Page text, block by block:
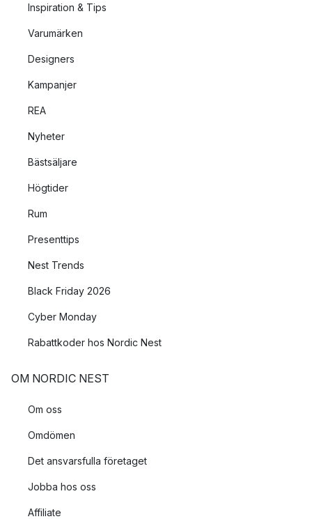
Inspiration & Tips
Varumärken
Designers
Kampanjer
REA
Nyheter
Bästsäljare
Högtider
Rum
Presenttips
Nest Trends
Black Friday 2026
Cyber Monday
Rabattkoder hos Nordic Nest
OM NORDIC NEST
Om oss
Omdömen
Det ansvarsfulla företaget
Jobba hos oss
Affiliate